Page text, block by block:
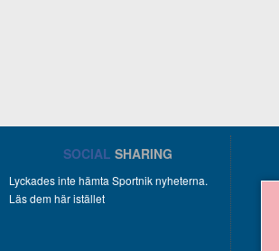
SOCIAL SHARING
Lyckades inte hämta Sportnik nyheterna.
Läs dem här istället